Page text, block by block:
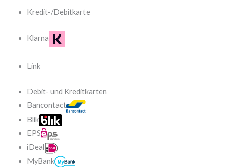
Kredit-/Debitkarte
Klarna
Link
Debit- und Kreditkarten
Bancontact
Blik
EPS
iDeal
MyBank